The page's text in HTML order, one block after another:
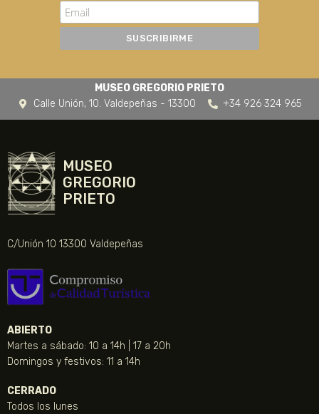
MUSEO GREGORIO PRIETO
Calle Unión, 10. Valdepeñas - 13300
+34 926 324 965
MUSEO
GREGORIO
PRIETO
C/Unión 10 13300 Valdepeñas
ABIERTO
Martes a sábado: 10 a 14h | 17 a 20h
Domingos y festivos: 11 a 14h
CERRADO
Todos los lunes